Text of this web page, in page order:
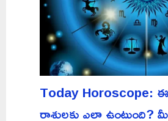
Today Horoscope:
రాశులకు ఎలా ఉంటుంది?